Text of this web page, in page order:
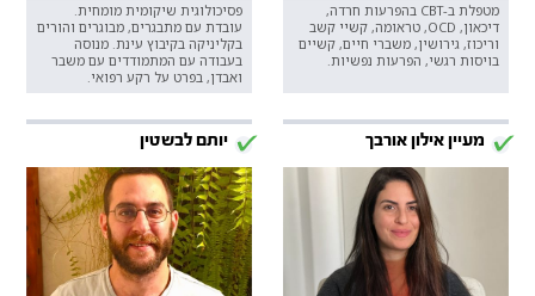
מטפלת ב-CBT בהפרעות חרדה,
דיכאון, OCD, טראומה, קשיי קשב
וריכוז, גירושין, משברי חיים, קשיים
בויסות רגשי, הפרעות נפשיות.
פסיכולוגית שיקומית מומחית.
עובדת עם מתבגרים, מבוגרים והורים
בקליניקה בקיבוץ עינת. מנוסה
בעבודה עם המתמודדים עם משבר
ואבדן, בפרט על רקע רפואי.
מעיין אילון אורבך יותם לבשטין